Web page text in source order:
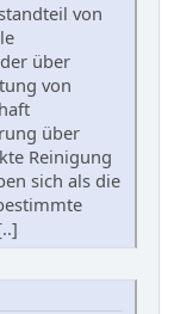
von
über
von
über
Reinigung
sich als die